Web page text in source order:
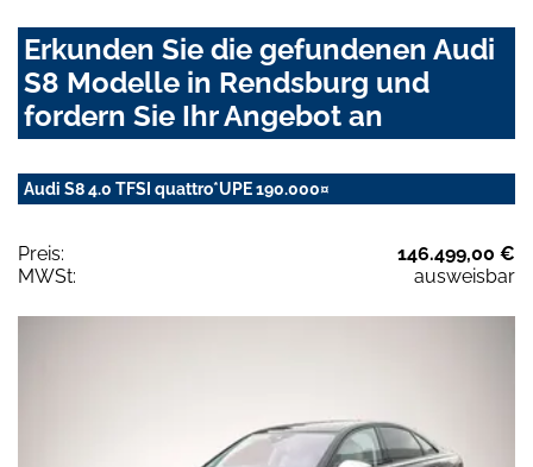
Erkunden Sie die gefundenen Audi
S8 Modelle in Rendsburg und
fordern Sie Ihr Angebot an
Audi S8 4.0 TFSI quattro*UPE 190.000¤
Preis:
146.499,00 €
MWSt:
ausweisbar